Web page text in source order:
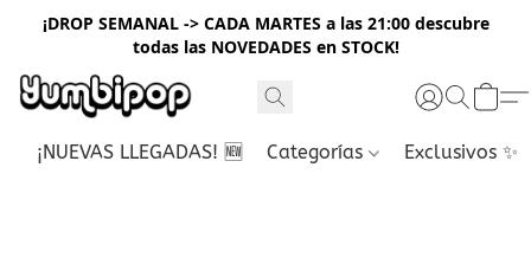
¡DROP SEMANAL -> CADA MARTES a las 21:00 descubre
todas las NOVEDADES en STOCK!
¡NUEVAS LLEGADAS! 🆕 Categorías Exclusivos ✨